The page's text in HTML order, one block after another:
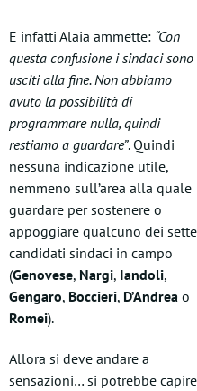
E infatti Alaia ammette: “Con
questa confusione i sindaci sono
usciti alla fine. Non abbiamo
avuto la possibilità di
programmare nulla, quindi
restiamo a guardare”. Quindi
nessuna indicazione utile,
nemmeno sull’area alla quale
guardare per sostenere o
appoggiare qualcuno dei sette
candidati sindaci in campo
(Genovese, Nargi, Iandoli,
Gengaro, Boccieri, D’Andrea o
Romei).
Allora si deve andare a
sensazioni… si potrebbe capire